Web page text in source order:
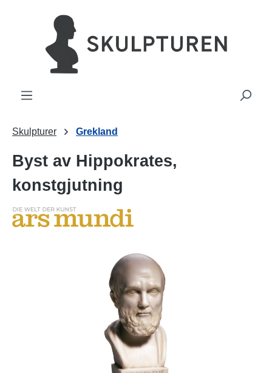
Skulpturer Grekland
Byst av Hippokrates,
konstgjutning